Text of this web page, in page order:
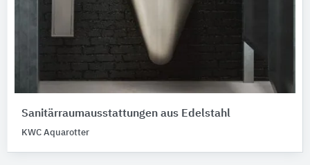
Sanitärraumausstattungen aus Edelstahl
KWC Aquarotter